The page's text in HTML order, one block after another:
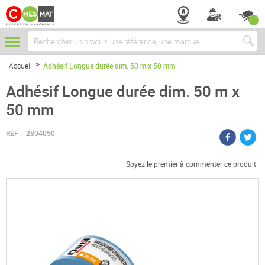
Chercher
Accueil Adhésif Longue durée dim. 50 m x 50 mm
Adhésif Longue durée dim. 50 m x
50 mm
RÉF : 2804050
Soyez le premier à commenter ce produit
Passer